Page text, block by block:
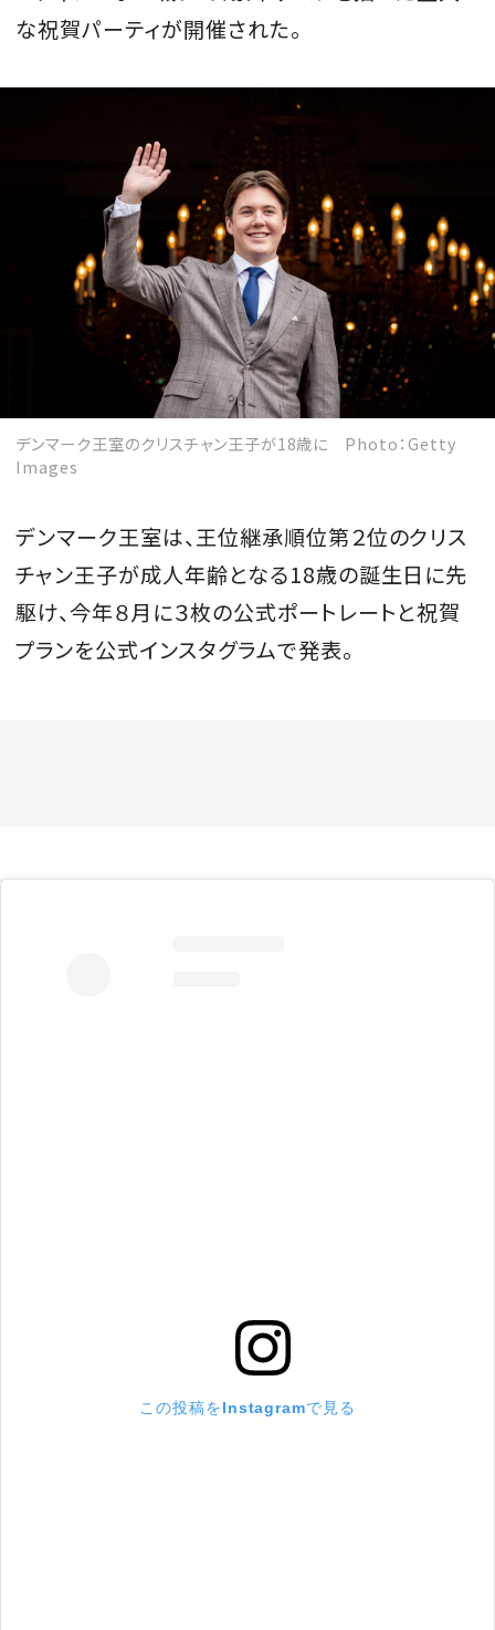
FOLLOW US
MAGAZINE
SPUR 2026 JULY
2026年9月号
2026-07-23発売
な祝賀パーティが開催された。
デンマーク王室のクリスチャン王子が18歳に Photo：Getty
Images
デンマーク王室は、王位継承順位第２位のクリス
チャン王子が成人年齢となる18歳の誕生日に先
駆け、今年８月に３枚の公式ポートレートと祝賀
プランを公式インスタグラムで発表。
この投稿をInstagramで見る